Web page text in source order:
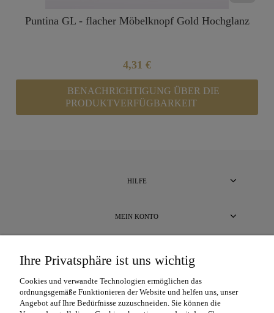
Puntina GL - flacher Möbelknopf Gold Hochglanz
4,31 €
BENACHRICHTIGUNG ÜBER DIE
PRODUKTVERFÜGBARKEIT
HILFE
MEIN KONTO
ÜBER UNS
Ihre Privatsphäre ist uns wichtig
Cookies und verwandte Technologien ermöglichen das
ordnungsgemäße Funktionieren der Website und helfen uns, unser
Angebot auf Ihre Bedürfnisse zuzuschneiden. Sie können die